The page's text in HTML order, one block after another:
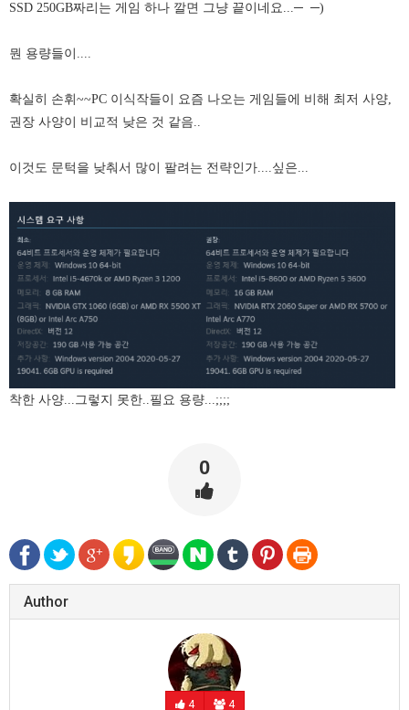
SSD 250GB짜리는 게임 하나 깔면 그냥 끝이네요...─ ─)
뭔 용량들이....
확실히 손휘~~PC 이식작들이 요즘 나오는 게임들에 비해 최저 사양,
권장 사양이 비교적 낮은 것 같음..
이것도 문턱을 낮춰서 많이 팔려는 전략인가....싶은...
착한 사양...그렇지 못한..필요 용량...;;;;
0
Author
4 4